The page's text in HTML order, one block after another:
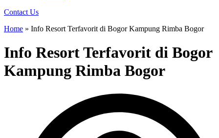
Contact Us
Home » Info Resort Terfavorit di Bogor Kampung Rimba Bogor
Info Resort Terfavorit di Bogor
Kampung Rimba Bogor